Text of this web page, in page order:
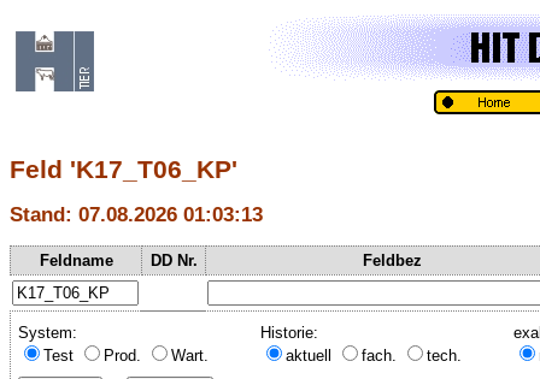
Feld 'K17_T06_KP'
Stand: 07.08.2026 01:03:13
Feldname DD Nr. Feldbez
System:
Test
Prod. Wart.
Historie:
aktuell
fach. tech.